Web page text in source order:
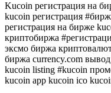
Kucoin регистрация на
kucoin регистрация
регистрация на бирже
криптобиржа
эксмо биржа
биржа currency.com
kucoin listing #kucoin
kucoin app kucoin ico